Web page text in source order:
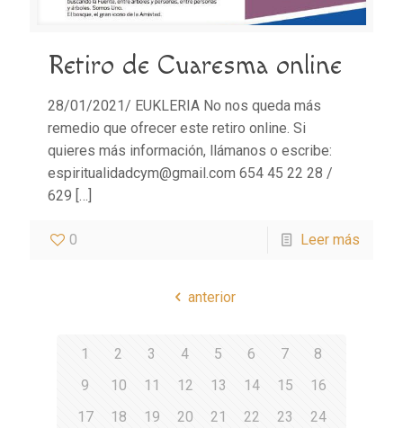
Retiro de Cuaresma online
28/01/2021/ EUKLERIA No nos queda más
remedio que ofrecer este retiro online. Si
quieres más información, llámanos o escribe:
espiritualidadcym@gmail.com 654 45 22 28 /
629 […]
0 Leer más
anterior
1 2 3 4 5 6 7
8
9
10 11 12 13 14 15
16
17
18 19 20 21 22 23
24